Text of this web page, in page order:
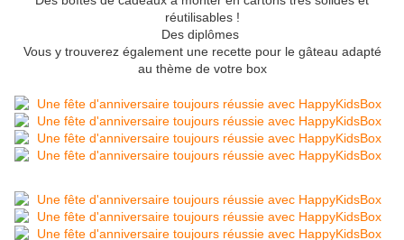
réutilisables !
Des diplômes
Vous y trouverez également une recette pour le gâteau adapté
au thème de votre box